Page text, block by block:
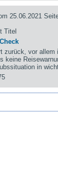
25.06.2021
Titel
zurück, vor
keine
in